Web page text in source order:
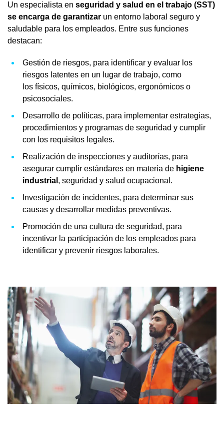
Un especialista en seguridad y salud en el trabajo (SST)
se encarga de garantizar un entorno laboral seguro y
saludable para los empleados. Entre sus funciones
destacan:
Gestión de riesgos, para identificar y evaluar los
riesgos latentes en un lugar de trabajo, como
los físicos, químicos, biológicos, ergonómicos o
psicosociales.
Desarrollo de políticas, para implementar estrategias,
procedimientos y programas de seguridad y cumplir
con los requisitos legales.
Realización de inspecciones y auditorías, para
asegurar cumplir estándares en materia de higiene
industrial , seguridad y salud ocupacional.
Investigación de incidentes, para determinar sus
causas y desarrollar medidas preventivas.
Promoción de una cultura de seguridad, para
incentivar la participación de los empleados para
identificar y prevenir riesgos laborales.